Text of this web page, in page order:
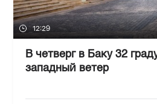
12:29
В четверг в Баку 32
западный ветер